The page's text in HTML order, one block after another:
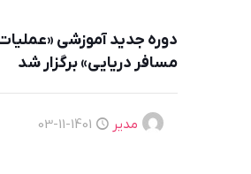
دوره جدید آموزشی «عملیات
مسافر دریایی» برگزار شد
مدیر 1401-11-03